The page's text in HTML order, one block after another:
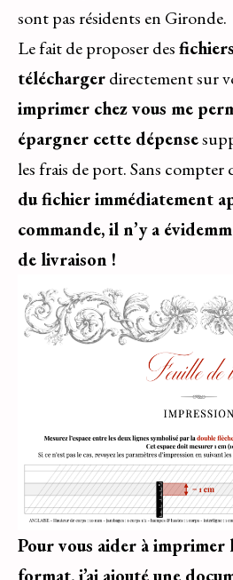
sont pas résidents en Gironde.
Le fait de proposer des
téléchargerdirectement sur
imprimer chez vous me
épargner cette dépense
les frais de port. Sans compter
du fichier immédiatement
commande, il n’y a
de livraison !
Pour vous aider à imprimer